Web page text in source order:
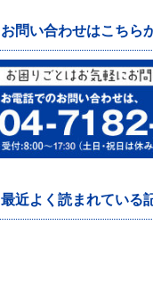
お問い合わせはこちら
最近よく読まれている